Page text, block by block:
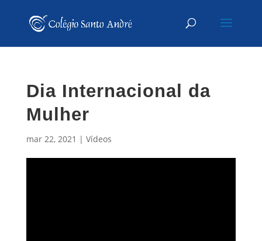
Dia Internacional da
Mulher
mar 22, 2021 | Vídeos